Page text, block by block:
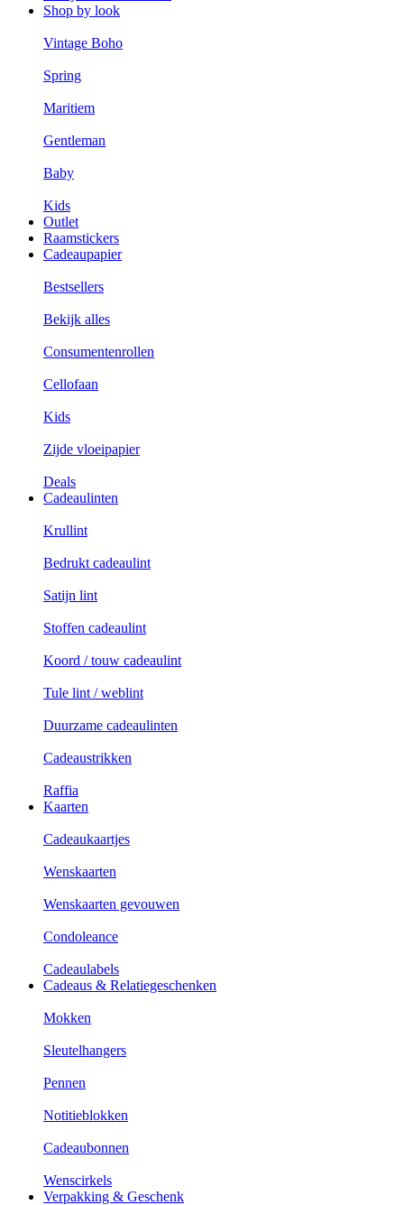
Shop by look
Vintage Boho
Spring
Maritiem
Gentleman
Baby
Kids
Outlet
Raamstickers
Cadeaupapier
Bestsellers
Bekijk alles
Consumentenrollen
Cellofaan
Kids
Zijde vloeipapier
Deals
Cadeaulinten
Krullint
Bedrukt cadeaulint
Satijn lint
Stoffen cadeaulint
Koord / touw cadeaulint
Tule lint / weblint
Duurzame cadeaulinten
Cadeaustrikken
Raffia
Kaarten
Cadeaukaartjes
Wenskaarten
Wenskaarten gevouwen
Condoleance
Cadeaulabels
Cadeaus & Relatiegeschenken
Mokken
Sleutelhangers
Pennen
Notitieblokken
Cadeaubonnen
Wenscirkels
Verpakking & Geschenk